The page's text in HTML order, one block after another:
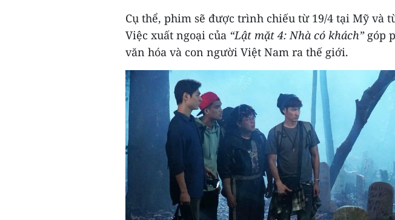
Cụ thể, phim sẽ được trình chiếu từ 19/4 tại Mỹ và
Việc xuất ngoại của “Lật mặt 4: Nhà có khách”góp
văn hóa và con người Việt Nam ra thế giới.